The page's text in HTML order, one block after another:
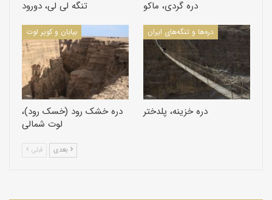
تنگه لی لی، دورود دره گردی، ماکو
بیابان و کویر لوت
دره خشک رود (خسک رود)،
لوت شمالی
دره‌ها و تنگه‌های ایران
دره خزینه، پلدختر
قبلی